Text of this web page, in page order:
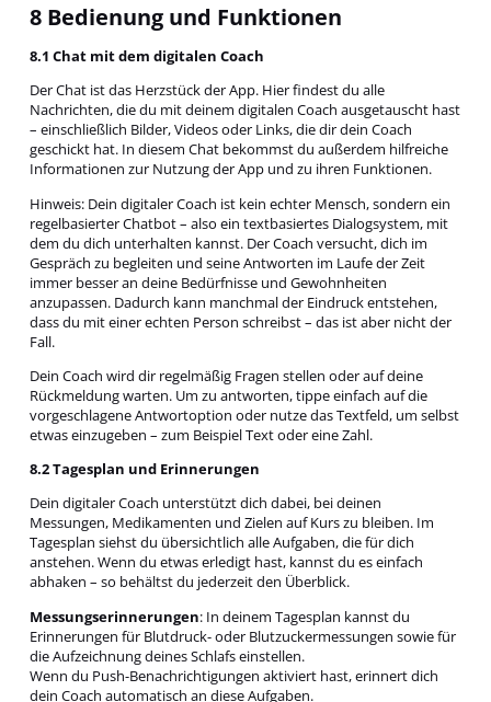
8 Bedienung und Funktionen
8.1 Chat mit dem digitalen Coach
Der Chat ist das Herzstück der App. Hier findest du alle
Nachrichten, die du mit deinem digitalen Coach ausgetauscht hast
– einschließlich Bilder, Videos oder Links, die dir dein Coach
geschickt hat. In diesem Chat bekommst du außerdem hilfreiche
Informationen zur Nutzung der App und zu ihren Funktionen.
Hinweis: Dein digitaler Coach ist kein echter Mensch, sondern ein
regelbasierter Chatbot – also ein textbasiertes Dialogsystem, mit
dem du dich unterhalten kannst. Der Coach versucht, dich im
Gespräch zu begleiten und seine Antworten im Laufe der Zeit
immer besser an deine Bedürfnisse und Gewohnheiten
anzupassen. Dadurch kann manchmal der Eindruck entstehen,
dass du mit einer echten Person schreibst – das ist aber nicht der
Fall.
Dein Coach wird dir regelmäßig Fragen stellen oder auf deine
Rückmeldung warten. Um zu antworten, tippe einfach auf die
vorgeschlagene Antwortoption oder nutze das Textfeld, um selbst
etwas einzugeben – zum Beispiel Text oder eine Zahl.
8.2 Tagesplan und Erinnerungen
Dein digitaler Coach unterstützt dich dabei, bei deinen
Messungen, Medikamenten und Zielen auf Kurs zu bleiben. Im
Tagesplan siehst du übersichtlich alle Aufgaben, die für dich
anstehen. Wenn du etwas erledigt hast, kannst du es einfach
abhaken – so behältst du jederzeit den Überblick.
Messungserinnerungen: In deinem Tagesplan kannst du
Erinnerungen für Blutdruck- oder Blutzuckermessungen sowie für
die Aufzeichnung deines Schlafs einstellen.
Wenn du Push-Benachrichtigungen aktiviert hast, erinnert dich
dein Coach automatisch an diese Aufgaben.